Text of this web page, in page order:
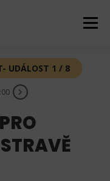
Menu
NABÍZÍME
KONTAKT
UDÁLOST 1 / 8